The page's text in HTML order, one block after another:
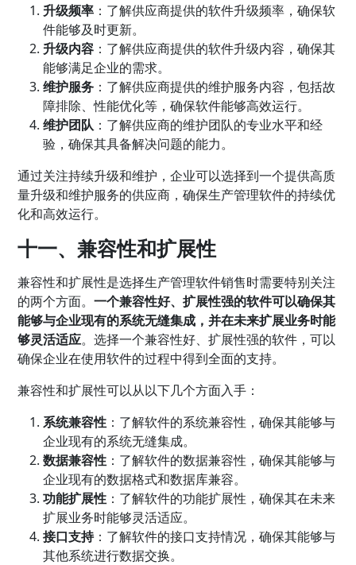
升级频率 ：了解供应商提供的软件升级频率，确保软
件能够及时更新。
升级内容 ：了解供应商提供的软件升级内容，确保其
能够满足企业的需求。
维护服务 ：了解供应商提供的维护服务内容，包括故
障排除、性能优化等，确保软件能够高效运行。
维护团队 ：了解供应商的维护团队的专业水平和经
验，确保其具备解决问题的能力。
通过关注持续升级和维护，企业可以选择到一个提供高质
量升级和维护服务的供应商，确保生产管理软件的持续优
化和高效运行。
十一、兼容性和扩展性
兼容性和扩展性是选择生产管理软件销售时需要特别关注
的两个方面。一个兼容性好、扩展性强的软件可以确保其
能够与企业现有的系统无缝集成，并在未来扩展业务时能
够灵活适应。选择一个兼容性好、扩展性强的软件，可以
确保企业在使用软件的过程中得到全面的支持。
兼容性和扩展性可以从以下几个方面入手：
系统兼容性 ：了解软件的系统兼容性，确保其能够与
企业现有的系统无缝集成。
数据兼容性 ：了解软件的数据兼容性，确保其能够与
企业现有的数据格式和数据库兼容。
功能扩展性 ：了解软件的功能扩展性，确保其在未来
扩展业务时能够灵活适应。
接口支持：了解软件的接口支持情况，确保其能够与
其他系统进行数据交换。